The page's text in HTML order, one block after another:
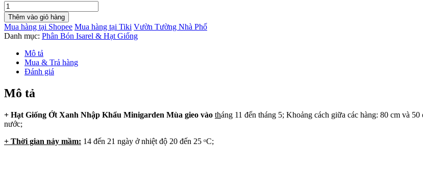
Hạt
Giống
Hữu
Cơ
Nhập
Khẩu
(Giống
(Hết
Hàng)
lượng
Thêm vào giỏ hàng
Mua hàng tại Shopee Mua hàng tại Tiki Vườn Tường Nhà Phố
Danh mục: Phân Bón Isarel & Hạt Giống
Mô tả
Mua & Trả hàng
Đánh giá
Mô tả
+ Hạt Giống Ớt Xanh Nhập Khẩu Minigarden Mùa gieo vào tháng 11 đến tháng 5; Khoảng cách giữa các hàng: 80 cm và
nước;
+ Thời gian nảy mầm: 14 đến 21 ngày ở nhiệt độ 20 đến 25 ᵒC;